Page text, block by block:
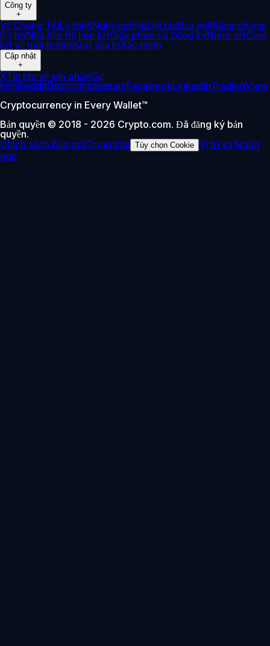
Công ty
+
Về Chúng TôiLộ trìnhNghề nghiệpĐối tácBảo mậtBằng chứng
Dự trữNhà tiếp thị liên kếtGiấy phép và Đăng kýNiêm yếtCam
kết về môi trườngQuỹ đầu tưXác minh
Cập nhật
+
XTin tức về sản phẩmSự
kiệnRedditDiscordInstagramFacebookLinkedinTradingView
Cryptocurrency in Every Wallet™
Bản quyền © 2018 - 2026 Crypto.com. Đã đăng ký bản
quyền.
Chính sách Bảo mậtTrạng thái Tùy chọn Cookie Vị trí và Ngôn
ngữ